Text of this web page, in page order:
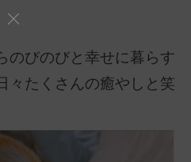
のびのびと幸せに暮らす
々たくさんの癒やしと笑